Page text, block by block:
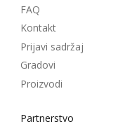
FAQ
Kontakt
Prijavi sadržaj
Gradovi
Proizvodi
Partnerstvo